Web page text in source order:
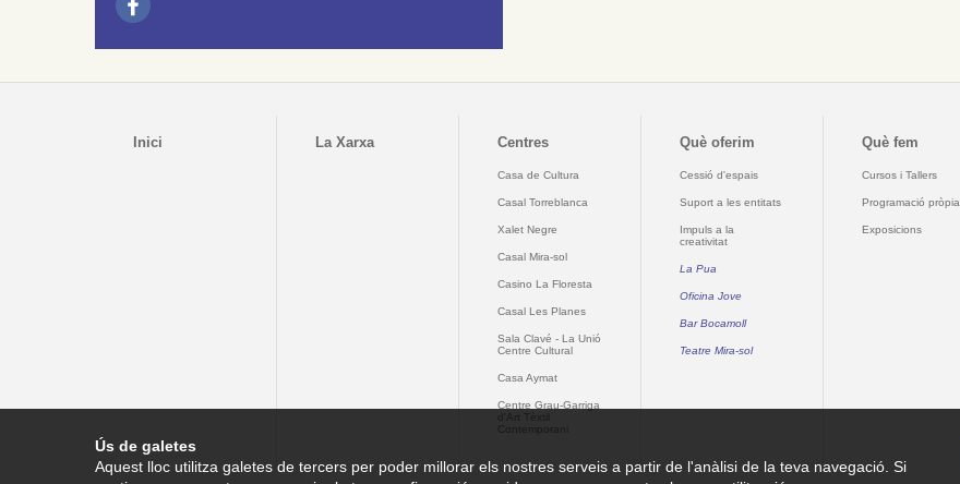
Ús de galetes
Aquest lloc utilitza galetes de tercers per poder millorar els nostres serveis a partir de l'anàlisi de la teva navegació. Si
Inici La Xarxa Centres
Casa de Cultura
Casal Torreblanca
Xalet Negre
Casal Mira-sol
Casino La Floresta
Casal Les Planes
Sala Clavé - La Unió
Centre Cultural
Casa Aymat
Centre Grau-Garriga
d'Art Tèxtil
Contemporani
Què oferim
Cessió d'espais
Suport a les entitats
Impuls a la
creativitat
La Pua
Oficina Jove
Bar Bocamoll
Teatre Mira-sol
Què fem
Cursos i Tallers
Programació pròpia
Exposicions